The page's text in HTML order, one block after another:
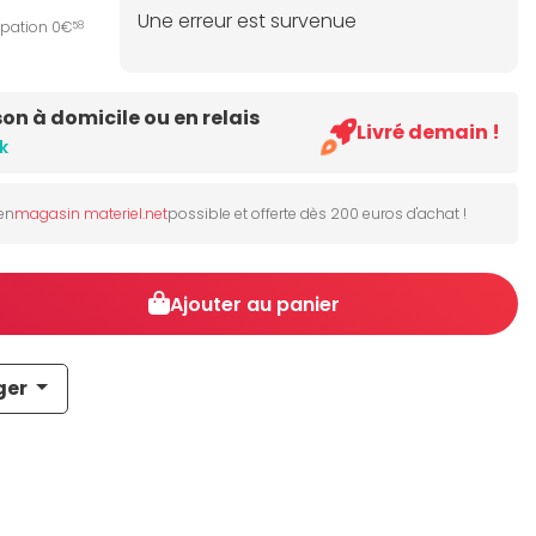
0€58
Une erreur est survenue
à domicile ou en relais
Livré demain !
magasin materiel.netpossible et offerte dès 200 euros d'achat !
Ajouter au panier